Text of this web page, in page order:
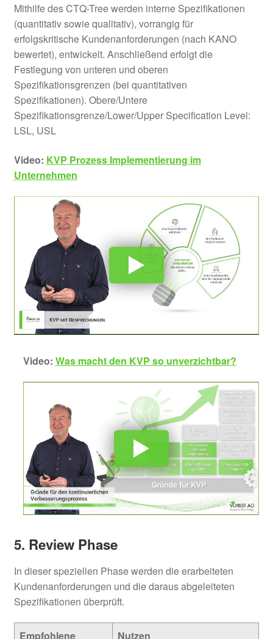
Mithilfe des CTQ-Tree werden interne Spezifikationen
(quantitativ sowie qualitativ), vorrangig für
erfolgskritische Kundenanforderungen (nach KANO
bewertet), entwickelt. Anschließend erfolgt die
Festlegung von unteren und oberen
Spezifikationsgrenzen (bei quantitativen
Spezifikationen). Obere/Untere
Spezifikationsgrenze/Lower/Upper Specification Level:
LSL, USL
Video: KVP Prozess Implementierung im
Unternehmen
Video: Was macht den KVP so unverzichtbar?
5. Review Phase
In dieser speziellen Phase werden die erarbeiteten
Kundenanforderungen und die daraus abgeleiteten
Spezifikationen überprüft.
Empfohlene Nutzen